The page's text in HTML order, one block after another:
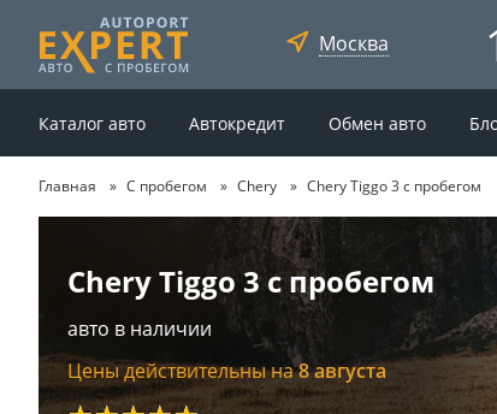
Москва
Каталог авто Автокредит Обмен авто
Главная С пробегом Chery Chery Tiggo 3 с пробегом
Chery Tiggo 3 с пробегом
авто в наличии
Цены действительны на8 августа